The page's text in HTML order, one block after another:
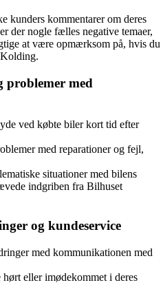
kunders kommentarer om deres
der nogle fælles negative temaer,
at være opmærksom på, hvis du
problemer med
ved købte biler kort tid efter
med reparationer og fejl,
situationer med bilens
indgriben fra Bilhuset
og kundeservice
med kommunikationen med
eller imødekommet i deres